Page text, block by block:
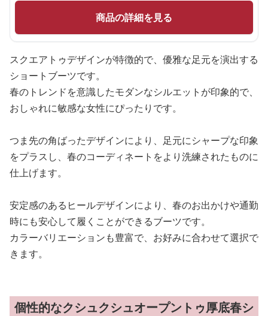
商品の詳細を見る
スクエアトゥデザインが特徴的で、優雅な足元を演出する
ショートブーツです。
春のトレンドを意識したモダンなシルエットが印象的で、
おしゃれに敏感な女性にぴったりです。
つま先の角ばったデザインにより、足元にシャープな印象
をプラスし、春のコーディネートをより洗練されたものに
仕上げます。
安定感のあるヒールデザインにより、春のお出かけや通勤
時にも安心して履くことができるブーツです。
カラーバリエーションも豊富で、お好みに合わせて選択で
きます。
個性的なクシュクシュオープントゥ厚底春シ